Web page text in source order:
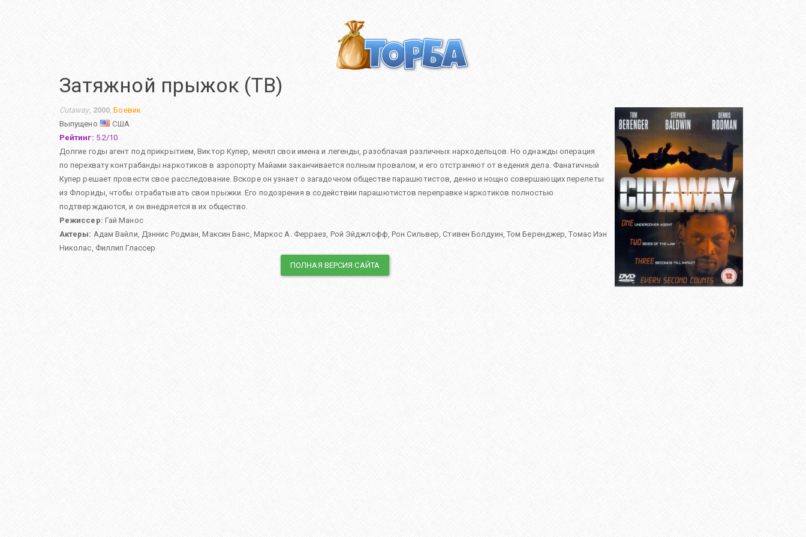
Затяжной прыжок (ТВ)
Cutaway, 2000,Боевик
Выпущено
США
Рейтинг: 5.2/10
Долгие годы агент под прикрытием, Виктор Купер, менял свои имена и легенды, разоблачая различных наркодельцов. Но однажды операция
по перехвату контрабанды наркотиков в аэропорту Майами заканчивается полным провалом, и его отстраняют от ведения дела. Фанатичный
Купер решает провести свое расследование. Вскоре он узнает о загадочном обществе парашютистов, денно и нощно совершающих перелеты
из Флориды, чтобы отрабатывать свои прыжки. Его подозрения в содействии парашютистов переправке наркотиков полностью
подтверждаются, и он внедряется в их общество.
Режиссер: Гай Манос
Актеры: Адам Вайли, Дэннис Родман,Максин Банс, Маркос А. Ферраез, Рой Эйджлофф,Рон Сильвер,Стивен Болдуин,Том Беренджер,Томас Иэн
Николас, Филлип Глассер
ПОЛНАЯ ВЕРСИЯ САЙТА